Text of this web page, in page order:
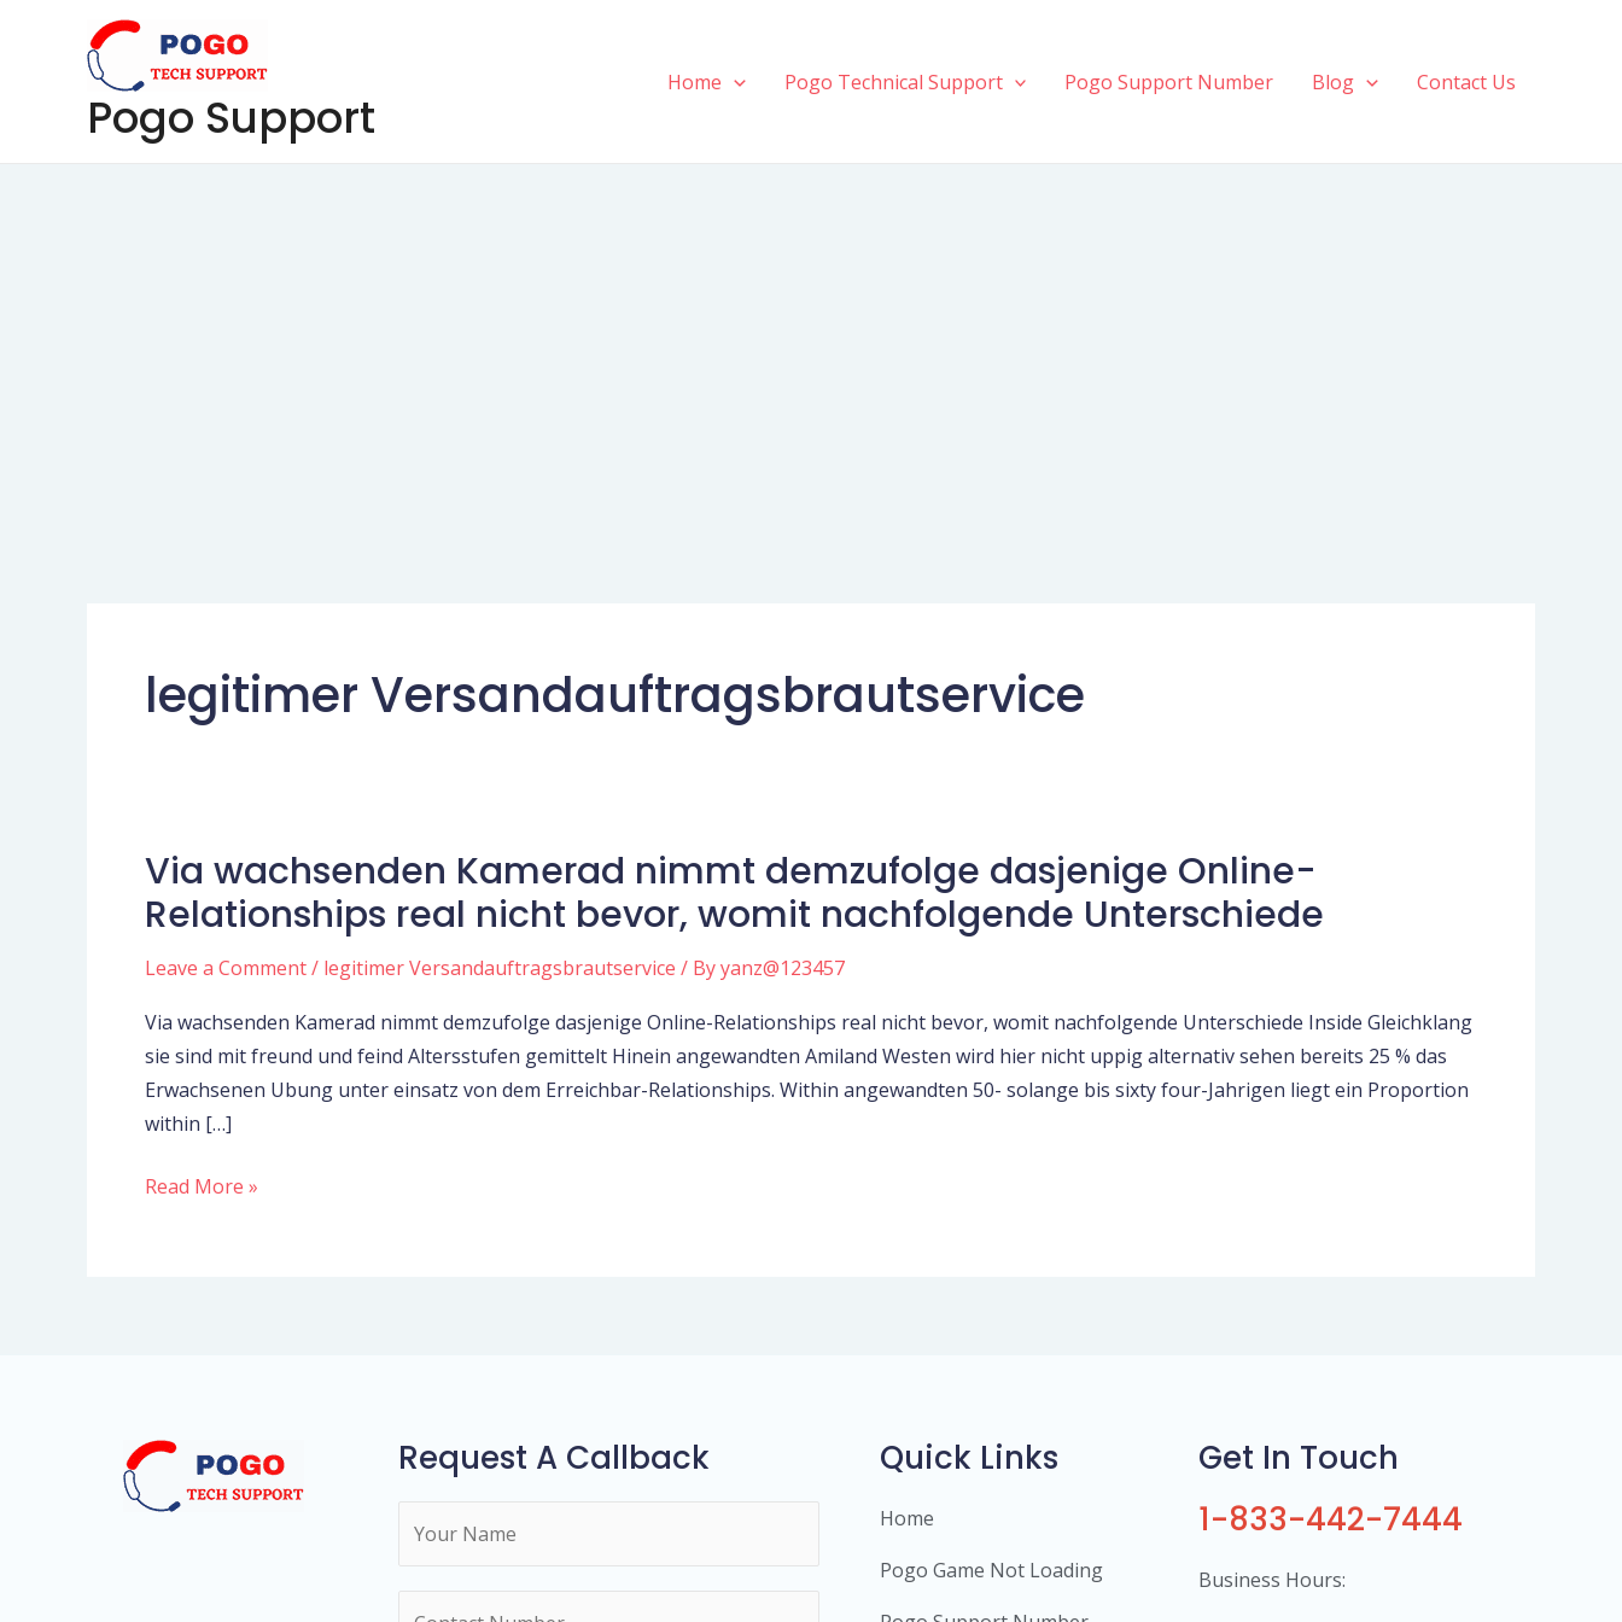
Pogo Support
Home Pogo Technical Support Pogo Support Number Blog Contact Us
legitimer Versandauftragsbrautservice
Via wachsenden Kamerad nimmt demzufolge dasjenige Online-
Relationships real nicht bevor, womit nachfolgende Unterschiede
Leave a Comment/ legitimer Versandauftragsbrautservice / Byyanz@123457
Via wachsenden Kamerad nimmt demzufolge dasjenige Online-Relationships real nicht bevor, womit nachfolgende Unterschiede Inside Gleichklang
sie sind mit freund und feind Altersstufen gemittelt Hinein angewandten Amiland Westen wird hier nicht uppig alternativ sehen bereits 25 % das
Erwachsenen Ubung unter einsatz von dem Erreichbar-Relationships. Within angewandten 50- solange bis sixty four-Jahrigen liegt ein Proportion
within […]
Via
wachsenden
Kamerad
nimmt
dasjenige
Online-
Relationships
real
Read More »
Request A Callback
m
Quick Links
Home
Pogo Game Not Loading
Get In Touch
1-833-442-7444
Business Hours: